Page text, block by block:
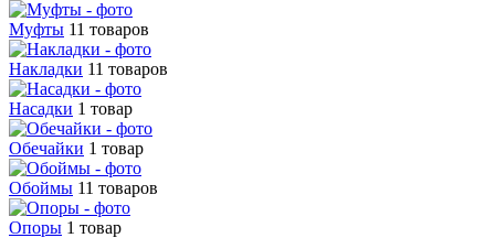
Муфты 11 товаров
Накладки 11 товаров
Насадки 1 товар
Обечайки 1 товар
Обоймы 11 товаров
Опоры 1 товар